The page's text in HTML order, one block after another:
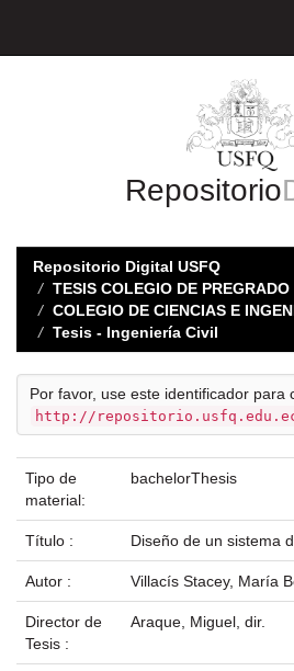
Repositorio
Repositorio Digital USFQ
TESIS COLEGIO DE PREGRADO
COLEGIO DE CIENCIAS E
Tesis - Ingeniería Civil
Por favor, use este identificador para
http://
Tipo de
material:
bachelorThesis
Título : Diseño de un sistema
Autor : Villacís Stacey, María
Director de
Tesis :
Araque, Miguel, dir.